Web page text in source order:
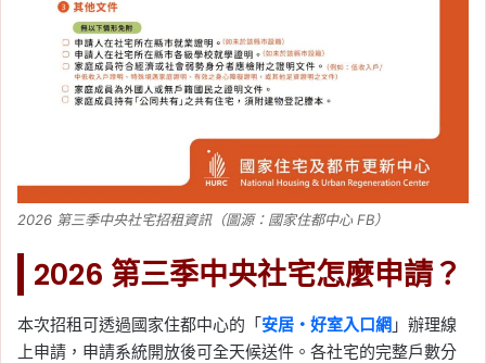
2026 第三季中央社宅招租資訊（圖源：國家住都中心 FB）
2026 第三季中央社宅怎麼申請？
本次招租可透過國家住都中心的「安居・好室入口網 」辦理線
上申請，申請系統開放後可全天候送件。各社宅的完整戶數分